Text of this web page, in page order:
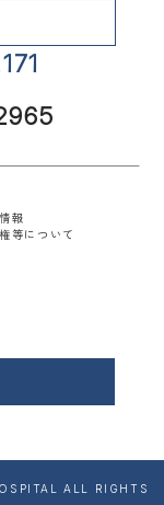
報
等について
ALL RIGHTS